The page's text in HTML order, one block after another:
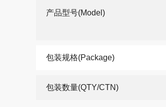
产品型号(Model)
包装规格(Package)
包装数量(QTY/CTN)